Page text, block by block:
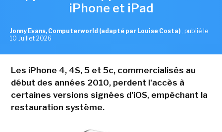
iPhone et iPad
Jonny Evans, Computerworld (adapté par Louise Costa) , publié le
10 Juillet 2026
Les iPhone 4, 4S, 5 et 5c, commercialisés au
début des années 2010, perdent l'accès à
certaines versions signées d'iOS, empêchant la
restauration système.